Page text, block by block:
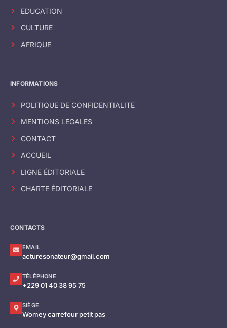
EDUCATION
CULTURE
AFRIQUE
INFORMATIONS
POLITIQUE DE CONFIDENTIALITE
MENTIONS LEGALES
CONTACT
ACCUEIL
LIGNE ÉDITORIALE
CHARTE ÉDITORIALE
CONTACTS
EMAIL
acturesonateur@gmail.com
TÉLÉPHONE
+229 01 40 38 95 75
SIÈGE
Womey carrefour petit pas